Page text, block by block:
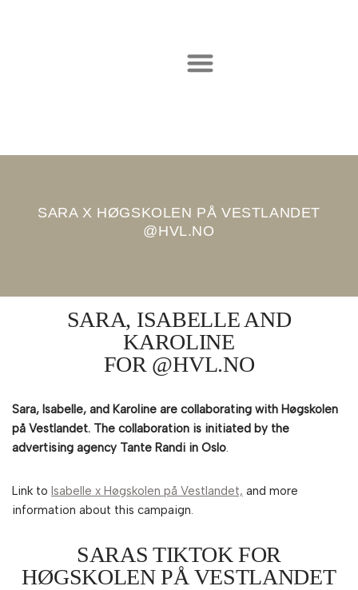
SARA X HØGSKOLEN PÅ VESTLANDET
@HVL.NO
SARA, ISABELLE AND
KAROLINE
FOR @HVL.NO
Sara, Isabelle, and Karoline are collaborating with Høgskolen
på Vestlandet. The collaboration is initiated by the
advertising agency Tante Randi in Oslo.
Link to Isabelle x Høgskolen på Vestlandet, and more
information about this campaign.
SARAS TIKTOK FOR
HØGSKOLEN PÅ VESTLANDET